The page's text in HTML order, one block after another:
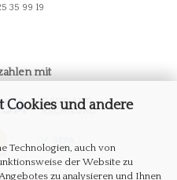
Cookies und andere
Technologien, auch von
der Website zu
zu analysieren und Ihnen
35 99 19
mit